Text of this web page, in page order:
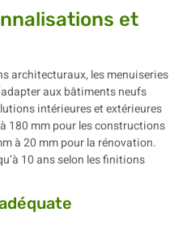
et
architecturaux, les menuiseries
aux bâtiments neufs
intérieures et extérieures
180 mm pour les constructions
à 20 mm pour la rénovation.
10 ans selon les finitions